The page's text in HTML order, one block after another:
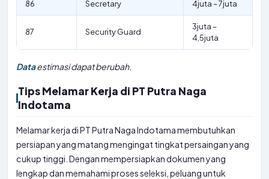
86 Secretary 4juta – 7juta
87 Security Guard
3juta –
4,5juta
Dataestimasi dapat berubah.
Tips Melamar Kerja di PT Putra Naga
Indotama
Melamar kerja di PT Putra Naga Indotama membutuhkan
persiapan yang matang mengingat tingkat persaingan yang
cukup tinggi. Dengan mempersiapkan dokumen yang
lengkap dan memahami proses seleksi, peluang untuk